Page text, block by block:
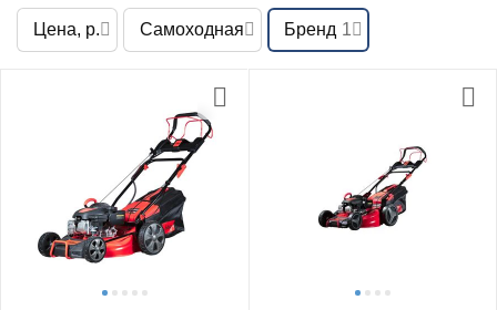
Цена, р. Самоходная Бренд 1